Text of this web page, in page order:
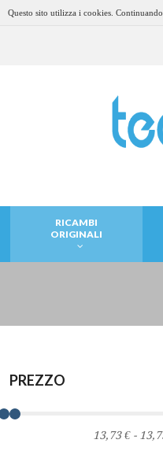
Questo sito utilizza i cookies.
RICAMBI
ORIGINALI
PREZZO